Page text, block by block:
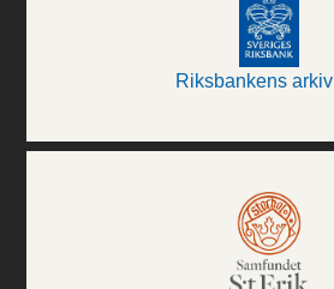
Riksbankens arkiv